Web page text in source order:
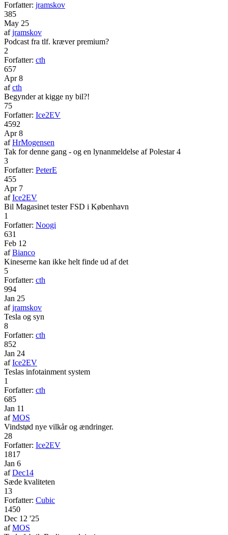
Forfatter: jramskov
385
May 25
afjramskov
Podcast fra tlf. kræver premium?
2
Forfatter: cth
657
Apr 8
afcth
Begynder at kigge ny bil?!
75
Forfatter: Ice2EV
4592
Apr 8
afHrMogensen
Tak for denne gang - og en lynanmeldelse af Polestar 4
3
Forfatter: PeterE
455
Apr 7
afIce2EV
Bil Magasinet tester FSD i København
1
Forfatter: Noogi
631
Feb 12
afBianco
Kineserne kan ikke helt finde ud af det
5
Forfatter: cth
994
Jan 25
afjramskov
Tesla og syn
8
Forfatter: cth
852
Jan 24
afIce2EV
Teslas infotainment system
1
Forfatter: cth
685
Jan 11
afMOS
Vindstød nye vilkår og ændringer.
28
Forfatter: Ice2EV
1817
Jan 6
afDec14
Sæde kvaliteten
13
Forfatter: Cubic
1450
Dec 12 '25
afMOS